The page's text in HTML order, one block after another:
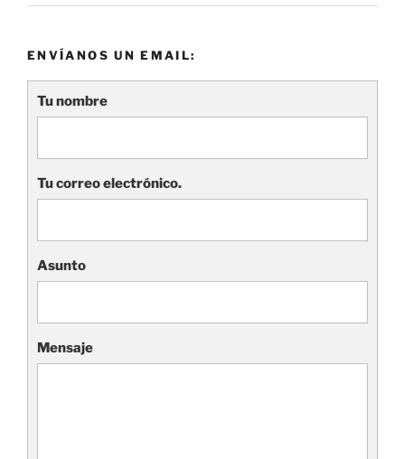
ENVÍANOS UN EMAIL:
Tu nombre
Tu correo electrónico.
Asunto
Mensaje